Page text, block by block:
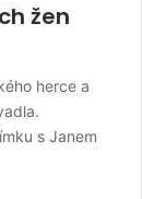
žen
herce a
s Janem